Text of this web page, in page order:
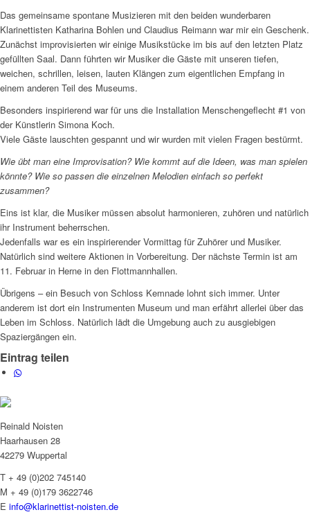
Das gemeinsame spontane Musizieren mit den beiden wunderbaren
Klarinettisten Katharina Bohlen und Claudius Reimann war mir ein Geschenk.
Zunächst improvisierten wir einige Musikstücke im bis auf den letzten Platz
gefüllten Saal. Dann führten wir Musiker die Gäste mit unseren tiefen,
weichen, schrillen, leisen, lauten Klängen zum eigentlichen Empfang in
einem anderen Teil des Museums.
Besonders inspirierend war für uns die Installation Menschengeflecht #1 von
der Künstlerin Simona Koch.
Viele Gäste lauschten gespannt und wir wurden mit vielen Fragen bestürmt.
Wie übt man eine Improvisation? Wie kommt auf die Ideen, was man spielen
könnte? Wie so passen die einzelnen Melodien einfach so perfekt
zusammen?
Eins ist klar, die Musiker müssen absolut harmonieren, zuhören und natürlich
ihr Instrument beherrschen.
Jedenfalls war es ein inspirierender Vormittag für Zuhörer und Musiker.
Natürlich sind weitere Aktionen in Vorbereitung. Der nächste Termin ist am
11. Februar in Herne in den Flottmannhallen.
Übrigens – ein Besuch von Schloss Kemnade lohnt sich immer. Unter
anderem ist dort ein Instrumenten Museum und man erfährt allerlei über das
Leben im Schloss. Natürlich lädt die Umgebung auch zu ausgiebigen
Spaziergängen ein.
Eintrag teilen
Reinald Noisten
Haarhausen 28
42279 Wuppertal
T + 49 (0)202 745140
M + 49 (0)179 3622746
E info@klarinettist-noisten.de